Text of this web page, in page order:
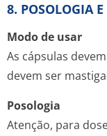
8. POSOLOGIA
Modo de usar
As cápsulas
devem ser
Posologia
Atenção, para